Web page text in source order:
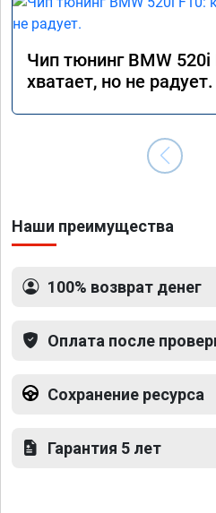
Чип тюнинг BMW 520i
хватает, но не радует.
Наши преимущества
100% возврат денег
Оплата после
Сохранение ресурса
Гарантия 5 лет